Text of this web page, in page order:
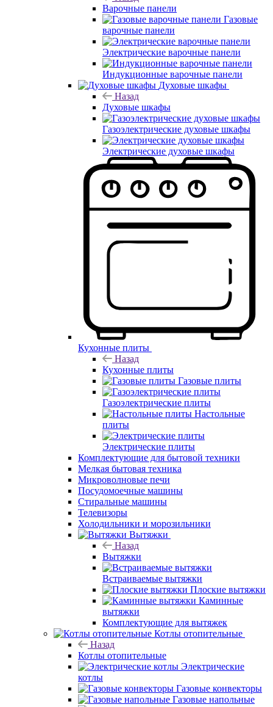
Варочные панели
Газовые
варочные панели
Электрические варочные панели
Индукционные варочные панели
Духовые шкафы
Назад
Духовые шкафы
Газоэлектрические духовые шкафы
Электрические духовые шкафы
Кухонные плиты
Назад
Кухонные плиты
Газовые плиты
Газоэлектрические плиты
Настольные
плиты
Электрические плиты
Комплектующие для бытовой техники
Мелкая бытовая техника
Микроволновые печи
Посудомоечные машины
Стиральные машины
Телевизоры
Холодильники и морозильники
Вытяжки
Назад
Вытяжки
Встраиваемые вытяжки
Плоские вытяжки
Каминные
вытяжки
Комплектующие для вытяжек
Котлы отопительные
Назад
Котлы отопительные
Электрические
котлы
Газовые конвекторы
Газовые напольные